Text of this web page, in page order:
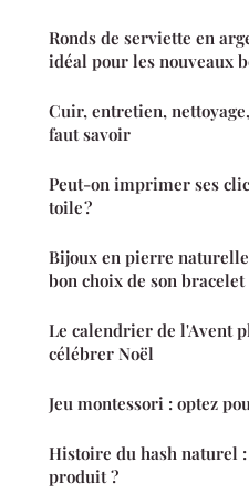
Ronds de serviette en
idéal pour les nouveaux
Cuir, entretien,
faut savoir
Peut-on imprimer ses
toile ?
Bijoux en pierre
bon choix de son bracelet
Le calendrier de l'Avent
célébrer Noël
Jeu montessori : optez
Histoire du hash naturel
produit ?